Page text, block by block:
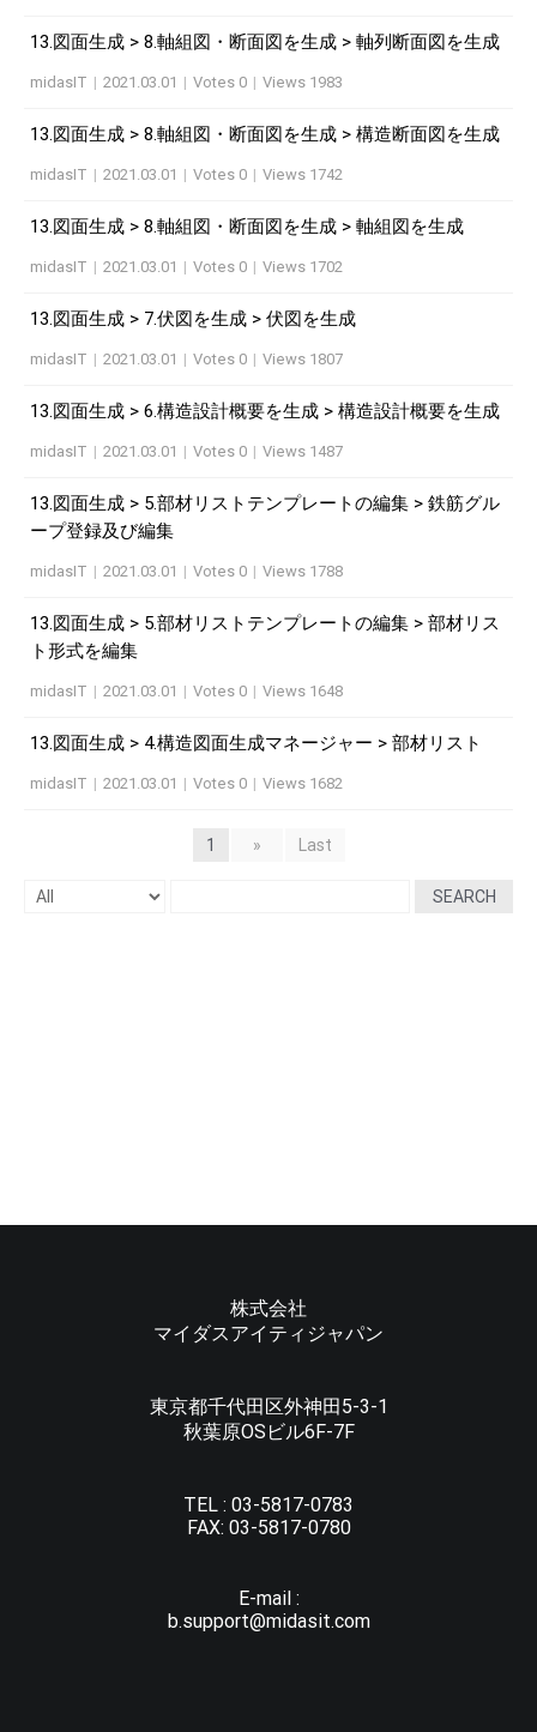
13.図面生成 > 8.軸組図・断面図を生成 > 軸列断面図を生成
midasIT | 2021.03.01 | Votes 0 | Views 1983
13.図面生成 > 8.軸組図・断面図を生成 > 構造断面図を生成
midasIT | 2021.03.01 | Votes 0 | Views 1742
13.図面生成 > 8.軸組図・断面図を生成 > 軸組図を生成
midasIT | 2021.03.01 | Votes 0 | Views 1702
13.図面生成 > 7.伏図を生成 > 伏図を生成
midasIT | 2021.03.01 | Votes 0 | Views 1807
13.図面生成 > 6.構造設計概要を生成 > 構造設計概要を生成
midasIT | 2021.03.01 | Votes 0 | Views 1487
13.図面生成 > 5.部材リストテンプレートの編集 > 鉄筋グル
ープ登録及び編集
midasIT | 2021.03.01 | Votes 0 | Views 1788
13.図面生成 > 5.部材リストテンプレートの編集 > 部材リス
ト形式を編集
midasIT | 2021.03.01 | Votes 0 | Views 1648
13.図面生成 > 4.構造図面生成マネージャー > 部材リスト
midasIT | 2021.03.01 | Votes 0 | Views 1682
1 » Last
SEARCH
株式会社
マイダスアイティジャパン
東京都千代田区外神田5-3-1
秋葉原OSビル6F-7F
TEL : 03-5817-0783
FAX: 03-5817-0780
E-mail :
b.support@midasit.com